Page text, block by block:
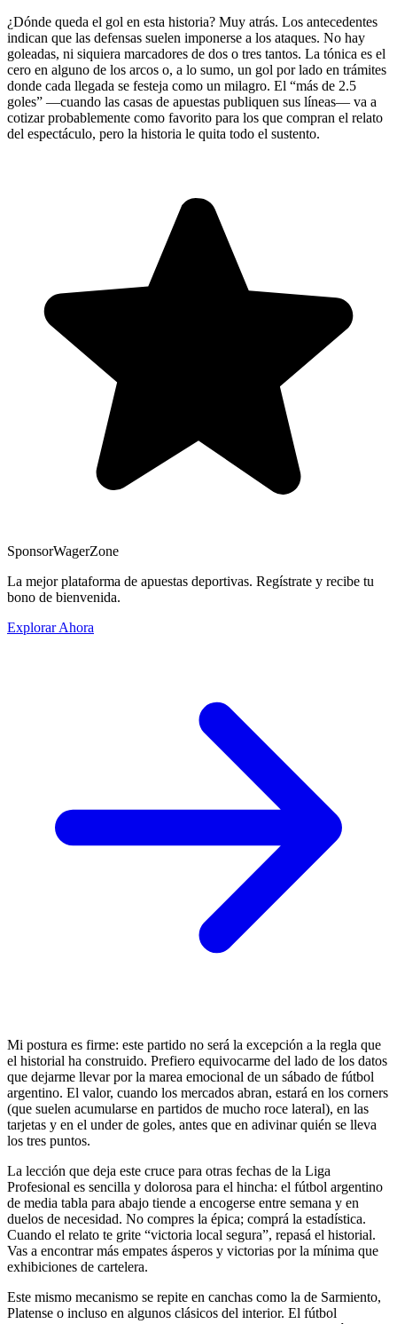
¿Dónde queda el gol en esta historia? Muy atrás. Los antecedentes
indican que las defensas suelen imponerse a los ataques. No hay
goleadas, ni siquiera marcadores de dos o tres tantos. La tónica es el
cero en alguno de los arcos o, a lo sumo, un gol por lado en trámites
donde cada llegada se festeja como un milagro. El “más de 2.5
goles” —cuando las casas de apuestas publiquen sus líneas— va a
cotizar probablemente como favorito para los que compran el relato
del espectáculo, pero la historia le quita todo el sustento.
SponsorWagerZone
La mejor plataforma de apuestas deportivas. Regístrate y recibe tu
bono de bienvenida.
Explorar Ahora
Mi postura es firme: este partido no será la excepción a la regla que
el historial ha construido. Prefiero equivocarme del lado de los datos
que dejarme llevar por la marea emocional de un sábado de fútbol
argentino. El valor, cuando los mercados abran, estará en los corners
(que suelen acumularse en partidos de mucho roce lateral), en las
tarjetas y en el under de goles, antes que en adivinar quién se lleva
los tres puntos.
La lección que deja este cruce para otras fechas de la Liga
Profesional es sencilla y dolorosa para el hincha: el fútbol argentino
de media tabla para abajo tiende a encogerse entre semana y en
duelos de necesidad. No compres la épica; comprá la estadística.
Cuando el relato te grite “victoria local segura”, repasá el historial.
Vas a encontrar más empates ásperos y victorias por la mínima que
exhibiciones de cartelera.
Este mismo mecanismo se repite en canchas como la de Sarmiento,
Platense o incluso en algunos clásicos del interior. El fútbol